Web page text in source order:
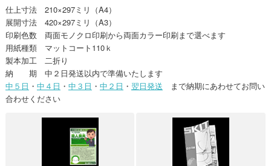
仕上寸法 210×297ミリ（A4）
展開寸法 420×297ミリ（A3）
印刷色数 両面モノクロ印刷から両面カラー印刷まで選べます
用紙種類 マットコート110ｋ
製本加工 二折り
納 期 中２日発送以内で準備いたします
中５日 ・ 中４日 ・ 中３日 ・ 中２日 ・ 翌日発送 まで納期にあわせてお問い
合わせください